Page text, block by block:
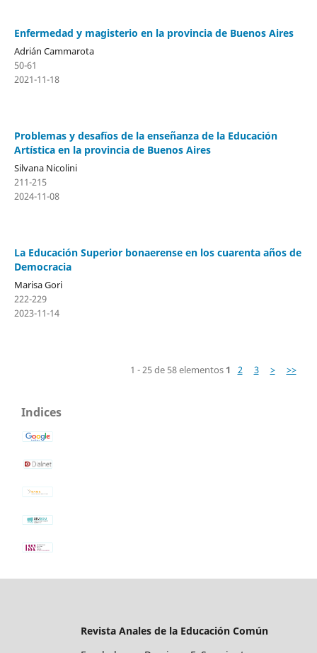
Enfermedad y magisterio en la provincia de Buenos Aires
Adrián Cammarota
50-61
2021-11-18
Problemas y desafíos de la enseñanza de la Educación
Artística en la provincia de Buenos Aires
Silvana Nicolini
211-215
2024-11-08
La Educación Superior bonaerense en los cuarenta años de
Democracia
Marisa Gori
222-229
2023-11-14
1 - 25 de 58 elementos 1 2 3 > >>
Indices
Revista Anales de la Educación Común